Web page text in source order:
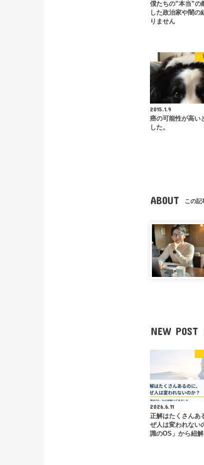
僕たちの”本当”の
した政治家や闇の
りません
2015.1.9
癌の可能性が高い
した。
ABOUT この記
NEW POST
2026.6.11
正解はたくさんあ
ぜ人は変われない
識のOS」から紐